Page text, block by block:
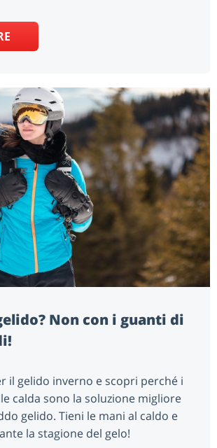
Non con i guanti di
il gelido inverno e scopri perché i
calda sono la soluzione migliore
gelido. Tieni le mani al caldo e
la stagione del gelo!